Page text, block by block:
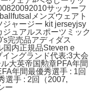
サッカーフ
メンズウェアト
ジャージー kit jerseyjsy
ュアルスポーツミック
完売品アディダス
内正規品Steven e
ングランド代表:3大会
大英帝国勲章PFA年間
年間最優秀選手 : 1回
選手 : 2回（2007,
ー